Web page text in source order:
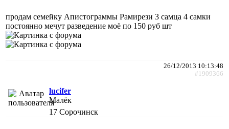
продам семейку Апистограммы Рамирези 3 самца 4 самки
постоянно мечут разведение моё по 150 руб шт
26/12/2013 10:13:48
#1909366
lucifer
Малёк
17 Сорочинск